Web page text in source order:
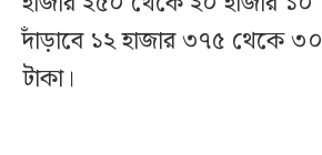
দাঁড়াবে ১২ হাজার ৩৭৫ থেকে
টাকা।